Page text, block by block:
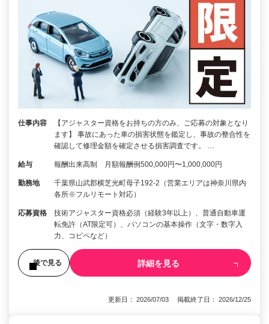
仕事内容
【アジャスター資格をお持ちの方のみ、ご応募の対象となり
ます】 事故にあった車の損害状態を鑑定し、事故の整合性を
確認して修理金額を確定させる損害調査です。 …
給与 報酬出来高制 月額報酬例500,000円〜1,000,000円
勤務地
千葉県山武郡横芝光町母子192-2（営業エリアは神奈川県内
各所※フルリモート対応）
応募資格
技術アジャスター資格必須（経験3年以上）、普通自動車運
転免許（AT限定可）、パソコンの基本操作（文字・数字入
力、コピペなど）
後で見る 詳細を見る
更新日： 2026/07/03 掲載終了日： 2026/12/25